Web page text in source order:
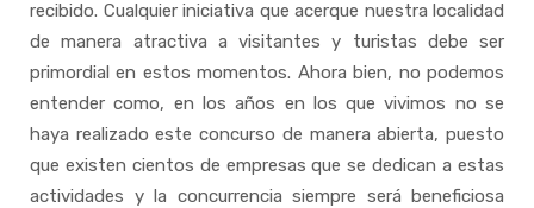
recibido. Cualquier iniciativa que acerque nuestra localidad
de manera atractiva a visitantes y turistas debe ser
primordial en estos momentos. Ahora bien, no podemos
entender como, en los años en los que vivimos no se
haya realizado este concurso de manera abierta, puesto
que existen cientos de empresas que se dedican a estas
actividades y la concurrencia siempre será beneficiosa